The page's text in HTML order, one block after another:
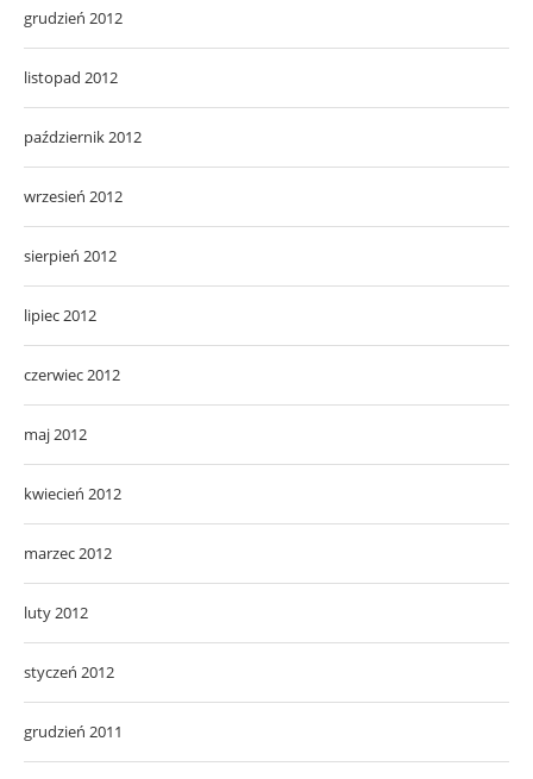
grudzień 2012
listopad 2012
październik 2012
wrzesień 2012
sierpień 2012
lipiec 2012
czerwiec 2012
maj 2012
kwiecień 2012
marzec 2012
luty 2012
styczeń 2012
grudzień 2011